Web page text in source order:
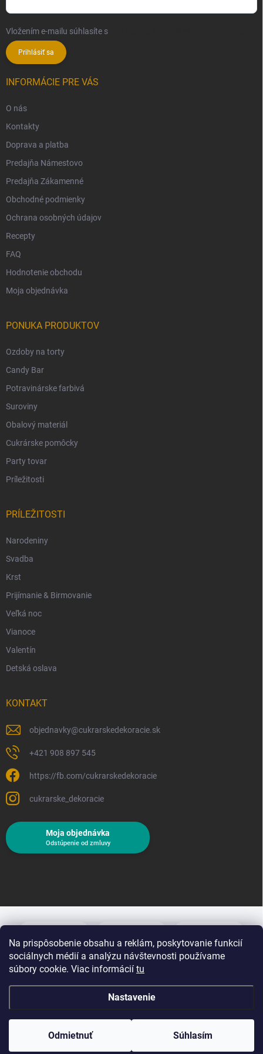
Na prispôsobenie obsahu a reklám, poskytovanie funkcií
sociálnych médií a analýzu návštevnosti používame
súbory cookie. Viac informácií tu
Nastavenie
Odmietnuť Súhlasím
Vložením e-mailu súhlasíte s
Prihlásiť sa
INFORMÁCIE PRE VÁS
O nás
Kontakty
Doprava a platba
Predajňa Námestovo
Predajňa Zákamenné
Obchodné podmienky
Ochrana osobných údajov
Recepty
FAQ
Hodnotenie obchodu
Moja objednávka
PONUKA PRODUKTOV
Ozdoby na torty
Candy Bar
Potravinárske farbivá
Suroviny
Obalový materiál
Cukrárske pomôcky
Party tovar
Príležitosti
PRÍLEŽITOSTI
Narodeniny
Svadba
Krst
Prijímanie & Birmovanie
Veľká noc
Vianoce
Valentín
Detská oslava
KONTAKT
objednavky@cukrarskedekoracie.sk
+421 908 897 545
https://fb.com/cukrarskedekoracie
cukrarske_dekoracie
Moja objednávka
Odstúpenie od zmluvy
Vytvoril Shoptet
Copyright 2026Cukrárske dekorácie. Všetky práva vyhradené.Upraviť